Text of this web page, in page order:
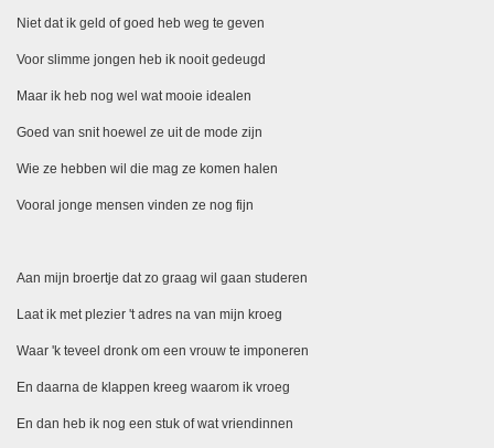
Niet dat ik geld of goed heb weg te geven
Voor slimme jongen heb ik nooit gedeugd
Maar ik heb nog wel wat mooie idealen
Goed van snit hoewel ze uit de mode zijn
Wie ze hebben wil die mag ze komen halen
Vooral jonge mensen vinden ze nog fijn
Aan mijn broertje dat zo graag wil gaan studeren
Laat ik met plezier 't adres na van mijn kroeg
Waar 'k teveel dronk om een vrouw te imponeren
En daarna de klappen kreeg waarom ik vroeg
En dan heb ik nog een stuk of wat vriendinnen